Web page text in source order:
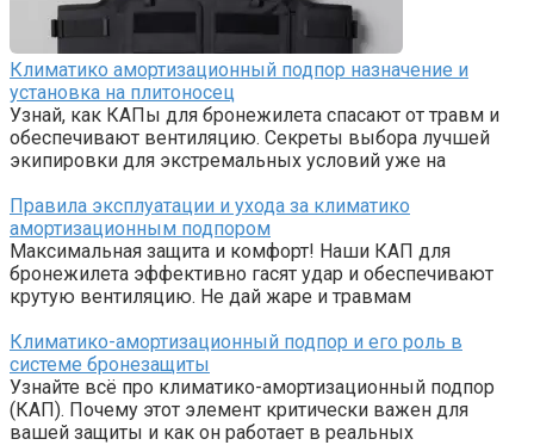
Климатико амортизационный подпор назначение и
установка на плитоносец
Узнай, как КАПы для бронежилета спасают от травм и
обеспечивают вентиляцию. Секреты выбора лучшей
экипировки для экстремальных условий уже на
Правила эксплуатации и ухода за климатико
амортизационным подпором
Максимальная защита и комфорт! Наши КАП для
бронежилета эффективно гасят удар и обеспечивают
крутую вентиляцию. Не дай жаре и травмам
Климатико-амортизационный подпор и его роль в
системе бронезащиты
Узнайте всё про климатико-амортизационный подпор
(КАП). Почему этот элемент критически важен для
вашей защиты и как он работает в реальных